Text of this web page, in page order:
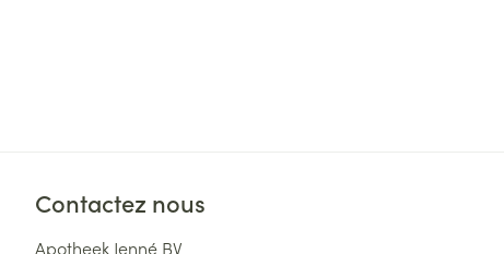
Contactez nous
Apotheek Jenné BV